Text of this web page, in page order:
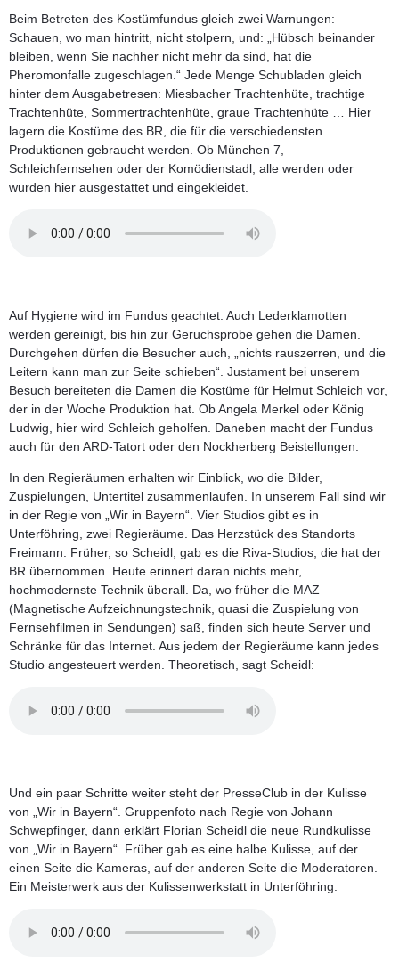
Beim Betreten des Kostümfundus gleich zwei Warnungen:
Schauen, wo man hintritt, nicht stolpern, und: „Hübsch beinander
bleiben, wenn Sie nachher nicht mehr da sind, hat die
Pheromonfalle zugeschlagen.“ Jede Menge Schubladen gleich
hinter dem Ausgabetresen: Miesbacher Trachtenhüte, trachtige
Trachtenhüte, Sommertrachtenhüte, graue Trachtenhüte … Hier
lagern die Kostüme des BR, die für die verschiedensten
Produktionen gebraucht werden. Ob München 7,
Schleichfernsehen oder der Komödienstadl, alle werden oder
wurden hier ausgestattet und eingekleidet.
Auf Hygiene wird im Fundus geachtet. Auch Lederklamotten
werden gereinigt, bis hin zur Geruchsprobe gehen die Damen.
Durchgehen dürfen die Besucher auch, „nichts rauszerren, und die
Leitern kann man zur Seite schieben“. Justament bei unserem
Besuch bereiteten die Damen die Kostüme für Helmut Schleich vor,
der in der Woche Produktion hat. Ob Angela Merkel oder König
Ludwig, hier wird Schleich geholfen. Daneben macht der Fundus
auch für den ARD-Tatort oder den Nockherberg Beistellungen.
In den Regieräumen erhalten wir Einblick, wo die Bilder,
Zuspielungen, Untertitel zusammenlaufen. In unserem Fall sind wir
in der Regie von „Wir in Bayern“. Vier Studios gibt es in
Unterföhring, zwei Regieräume. Das Herzstück des Standorts
Freimann. Früher, so Scheidl, gab es die Riva-Studios, die hat der
BR übernommen. Heute erinnert daran nichts mehr,
hochmodernste Technik überall. Da, wo früher die MAZ
(Magnetische Aufzeichnungstechnik, quasi die Zuspielung von
Fernsehfilmen in Sendungen) saß, finden sich heute Server und
Schränke für das Internet. Aus jedem der Regieräume kann jedes
Studio angesteuert werden. Theoretisch, sagt Scheidl:
Und ein paar Schritte weiter steht der PresseClub in der Kulisse
von „Wir in Bayern“. Gruppenfoto nach Regie von Johann
Schwepfinger, dann erklärt Florian Scheidl die neue Rundkulisse
von „Wir in Bayern“. Früher gab es eine halbe Kulisse, auf der
einen Seite die Kameras, auf der anderen Seite die Moderatoren.
Ein Meisterwerk aus der Kulissenwerkstatt in Unterföhring.